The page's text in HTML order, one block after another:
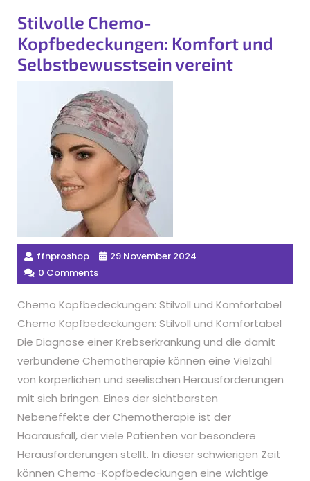
Stilvolle Chemo-
Kopfbedeckungen: Komfort und
Selbstbewusstsein vereint
ffnproshop
29 November 2024
0 Comments
Chemo Kopfbedeckungen: Stilvoll und Komfortabel
Chemo Kopfbedeckungen: Stilvoll und Komfortabel
Die Diagnose einer Krebserkrankung und die damit
verbundene Chemotherapie können eine Vielzahl
von körperlichen und seelischen Herausforderungen
mit sich bringen. Eines der sichtbarsten
Nebeneffekte der Chemotherapie ist der
Haarausfall, der viele Patienten vor besondere
Herausforderungen stellt. In dieser schwierigen Zeit
können Chemo-Kopfbedeckungen eine wichtige